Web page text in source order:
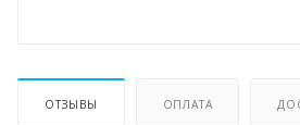
ОТЗЫВЫ ОПЛАТА